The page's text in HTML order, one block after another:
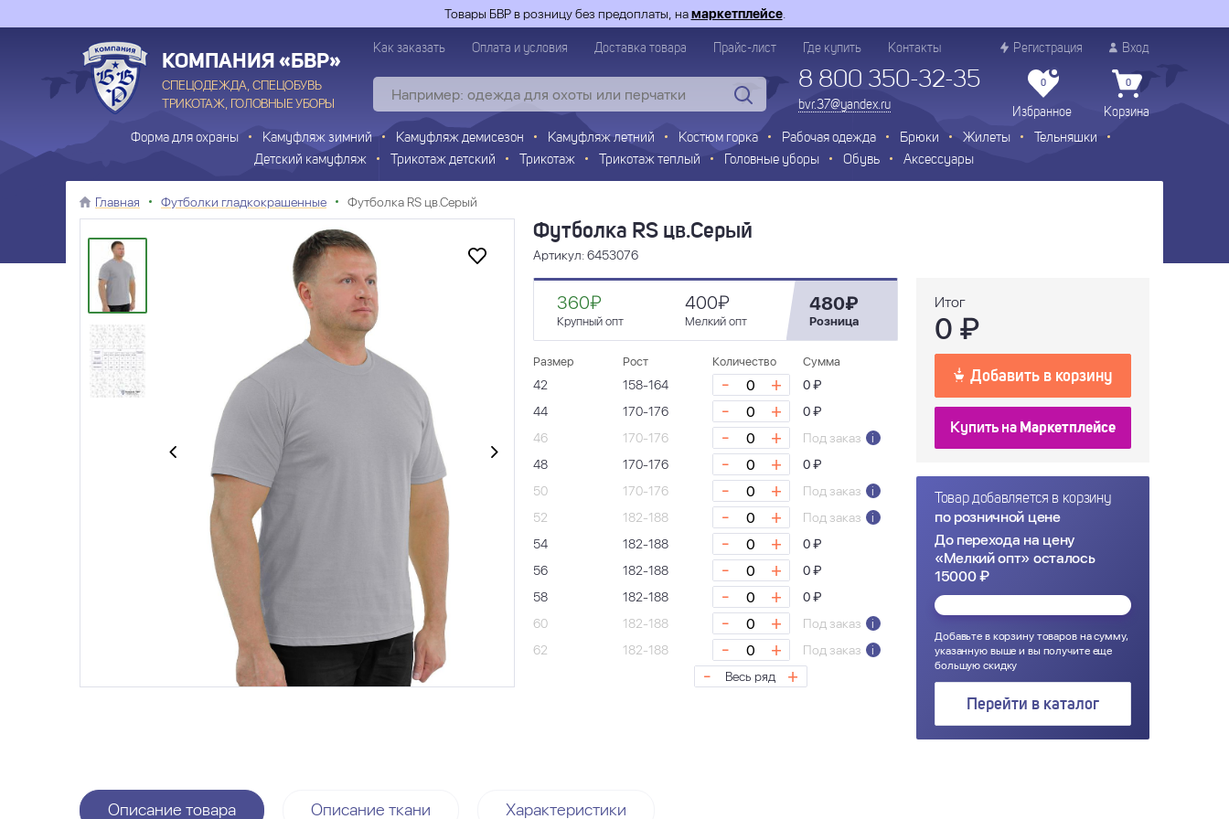
Товары БВР в розницу без предоплаты, намаркетплейсе.
КОМПАНИЯ «БВР»
СПЕЦОДЕЖДА, СПЕЦОБУВЬ
ТРИКОТАЖ, ГОЛОВНЫЕ УБОРЫ
Как заказать Оплата и условия Доставка товара Прайс-лист Где купить Контакты Регистрация Вход
8 800 350-32-35
bvr.37@yandex.ru
0
Избранное
0
Корзина
Форма для охраны Камуфляж зимний Камуфляж демисезон Камуфляж летний Костюм горка Рабочая одежда Брюки Жилеты
Тельняшки
Детский камуфляж
Трикотаж детский Трикотаж Трикотаж теплый Головные уборы Обувь Аксессуары
Главная Футболки гладкокрашенные Футболка RS цв.Серый
Футболка RS цв.Серый
Артикул: 6453076
360₽
Крупный опт
400₽
Мелкий опт
480₽
Розница
Размер Рост Количество Сумма
42 158-164 - +
0 ₽
44
170-176 - +
0 ₽
46
170-176 - + Под заказ
i
48
170-176 - +
0 ₽
50
170-176 - + Под заказ
i
52
182-188 - + Под заказ
i
54
182-188 - +
0 ₽
56
182-188 - +
0 ₽
58
182-188 - +
0 ₽
60
182-188 - + Под заказ
i
62
182-188 - + Под заказ i
- Весь ряд +
Итог
0 ₽
Добавить в корзину
Купить на Маркетплейсе
Товар добавляется в корзину
по розничной цене
До перехода на цену
«Мелкий опт» осталось
15000 ₽
Добавьте в корзину товаров на сумму,
указанную выше и вы получите еще
большую скидку
Перейти в каталог
Описание товара Описание ткани Характеристики